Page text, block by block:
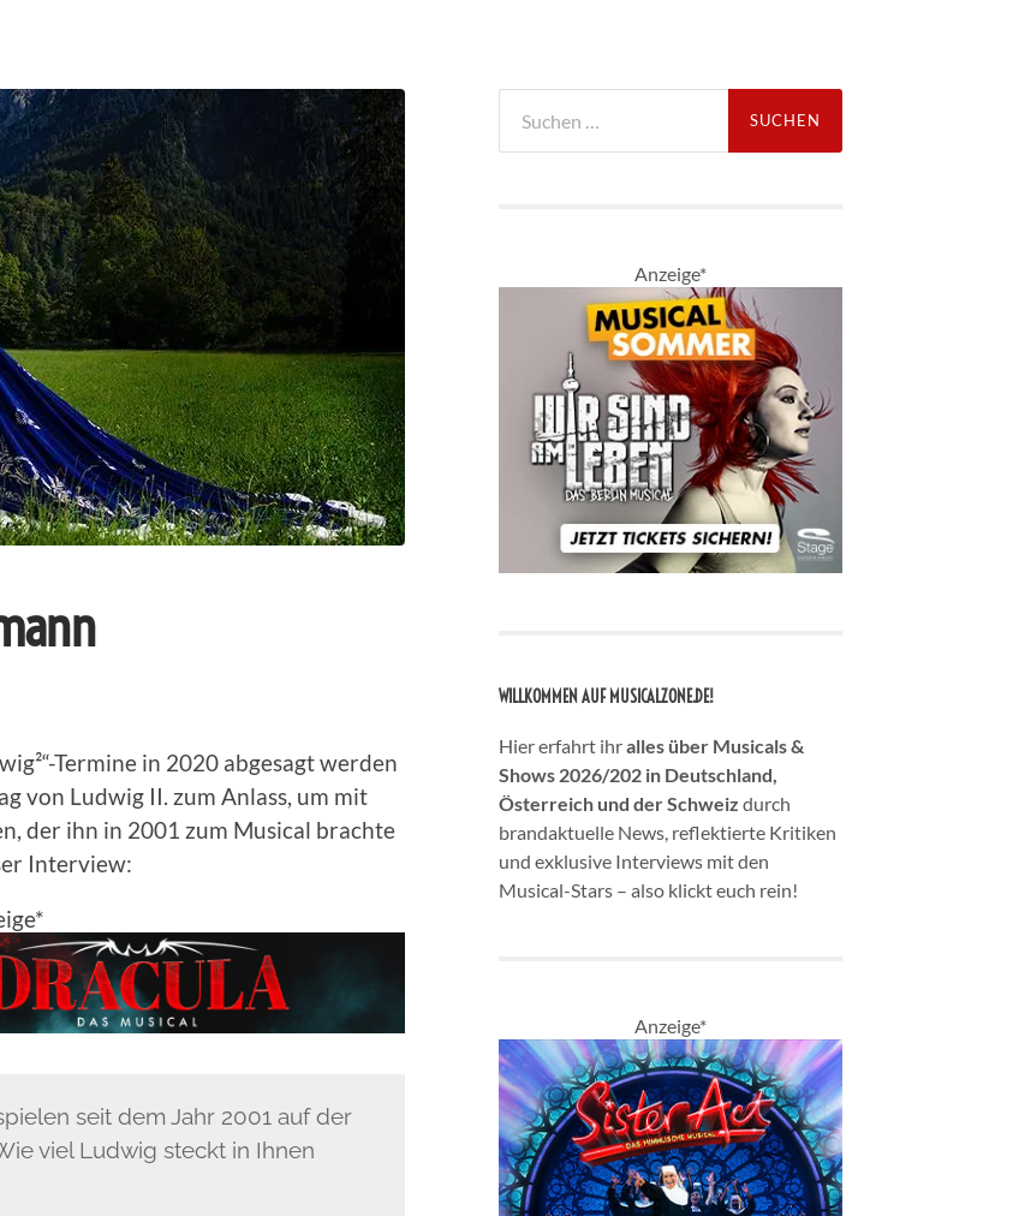
Termine in 2020 abgesagt werden
von Ludwig II. zum Anlass, um mit
der ihn in 2001 zum Musical brachte
Interview:
seit dem Jahr 2001 auf der
viel Ludwig steckt in Ihnen
nach:
Anzeige*
WILLKOMMEN AUF MUSICALZONE.DE!
Hier erfahrt ihralles über Musicals &
Shows 2026/202 in Deutschland,
Österreich und der Schweiz durch
brandaktuelle News, reflektierte Kritiken
und exklusive Interviews mit den
Musical-Stars – also klickt euch rein!
Anzeige*